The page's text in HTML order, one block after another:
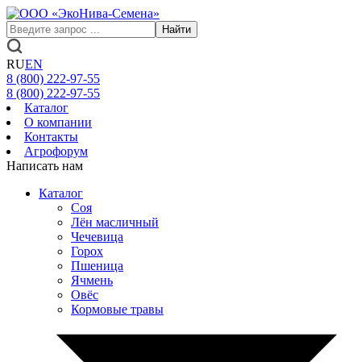
Найти
RUEN
8 (800) 222-97-55
8 (800) 222-97-55
Каталог
О компании
Контакты
Агрофорум
Написать нам
Каталог
Соя
Лён масличный
Чечевица
Горох
Пшеница
Ячмень
Овёс
Кормовые травы